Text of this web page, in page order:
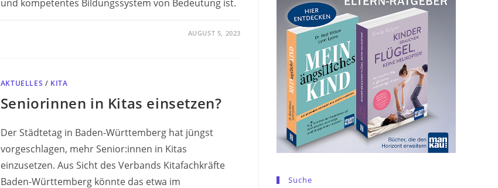
und kompetentes Bildungssystem von Bedeutung ist.
AUGUST 5, 2023
AKTUELLES / KITA
Seniorinnen in Kitas einsetzen?
Der Städtetag in Baden-Württemberg hat jüngst
vorgeschlagen, mehr Senior:innen in Kitas
einzusetzen. Aus Sicht des Verbands Kitafachkräfte
Baden-Württemberg könnte das etwa im
Suche